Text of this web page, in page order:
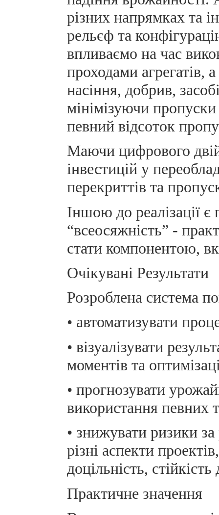
різних напрямках та
рельєф та
впливаємо на час
проходами агрегатів,
насіння, добрив,
мінімізуючи
певний відсоток
Маючи цифрового
інвестицій у
перекриттів та
Іншою до реалізації є
“всеосяжність” -
стати компонентою,
Очікувані Результати
Розроблена система
• автоматизувати
• візуалізувати
моментів та
• прогнозувати
використання певних
• знижувати ризики
різні аспекти
доцільність,
Практичне значення